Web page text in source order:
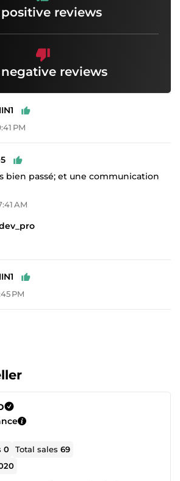
positive reviews
reviews
PM
bien passé; et une communication
AM
PM
0 Total sales69